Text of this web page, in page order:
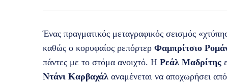
Ένας πραγματικός μεταγραφικός σεισμός
καθώς ο κορυφαίος ρεπόρτερ Φαμπρίτσιο
πάντες με το στόμα ανοιχτό. Η Ρεάλ Μαδρίτης
Ντάνι Καρβαχάλ αναμένεται να αποχωρήσει